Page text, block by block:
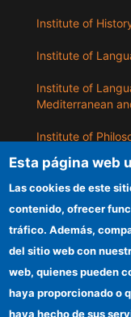
Institute of
Institute of
Institute of
Mediterranean
Institute of
Institute of Public
ILLA
CSIC Electronic
Information for
Esta página web
Las cookies de este
contenido, ofrecer
tráfico. Además,
del sitio web con
web, quienes pueden
haya proporcionado o
haya hecho de sus